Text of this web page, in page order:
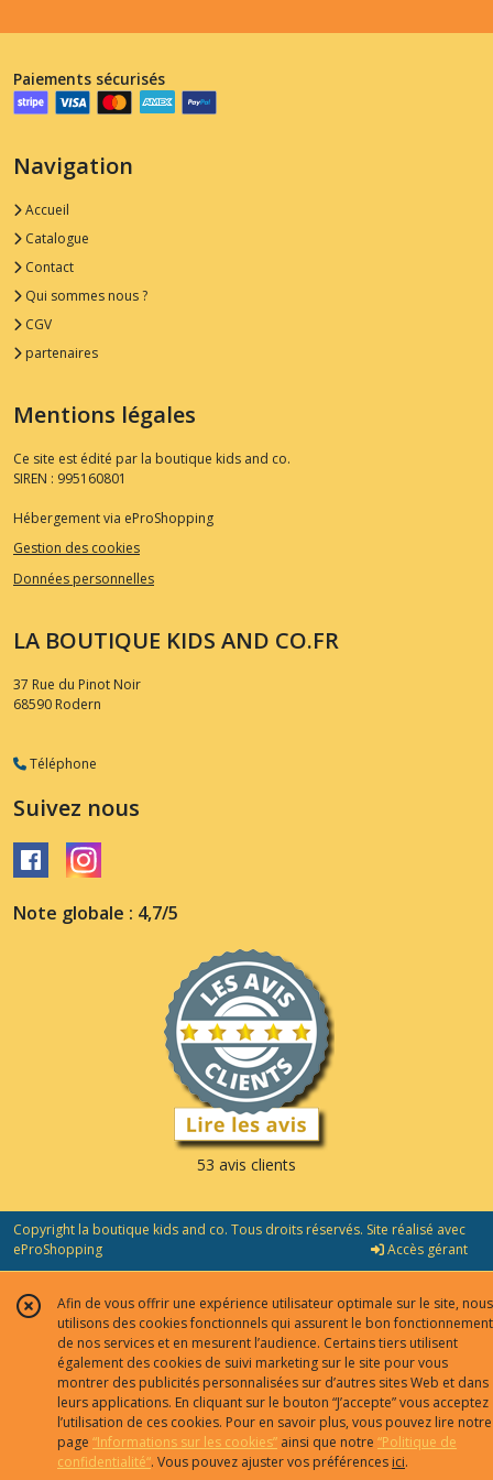
Paiements sécurisés
Navigation
Accueil
Catalogue
Contact
Qui sommes nous ?
CGV
partenaires
Mentions légales
Ce site est édité par la boutique kids and co.
SIREN : 995160801
Hébergement via eProShopping
Gestion des cookies
Données personnelles
LA BOUTIQUE KIDS AND CO.FR
37 Rue du Pinot Noir
68590 Rodern
Téléphone
Suivez nous
Note globale : 4,7/5
53 avis clients
Copyright la boutique kids and co. Tous droits réservés. Site réalisé avec
eProShopping
Accès gérant
Afin de vous offrir une expérience utilisateur optimale sur le site, nous
utilisons des cookies fonctionnels qui assurent le bon fonctionnement
de nos services et en mesurent l’audience. Certains tiers utilisent
également des cookies de suivi marketing sur le site pour vous
montrer des publicités personnalisées sur d’autres sites Web et dans
leurs applications. En cliquant sur le bouton “J’accepte” vous acceptez
l’utilisation de ces cookies. Pour en savoir plus, vous pouvez lire notre
page “Informations sur les cookies” ainsi que notre “Politique de
confidentialité“. Vous pouvez ajuster vos préférences ici.